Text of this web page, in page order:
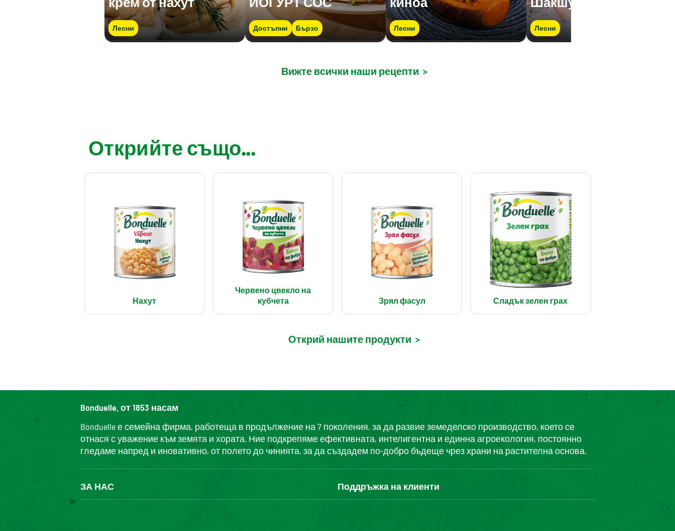
Лесни Достъпни Бързо Лесни Лесни
Вижте всички наши рецепти >
Открийте също...
Нахут
Червено цвекло на
кубчета
Зрял фасул Сладък зелен грах
Открий нашите продукти >
Bonduelle, от 1853 насам
Bonduelle е семейна фирма, работеща в продължение на 7 поколения, за да развие земеделско производство, което се
отнася с уважение към земята и хората. Ние подкрепяме ефективната, интелигентна и единна агроекология, постоянно
гледаме напред и иновативно, от полето до чинията, за да създадем по-добро бъдеще чрез храни на растителна основа.
ЗА НАС
Поддръжка на клиенти